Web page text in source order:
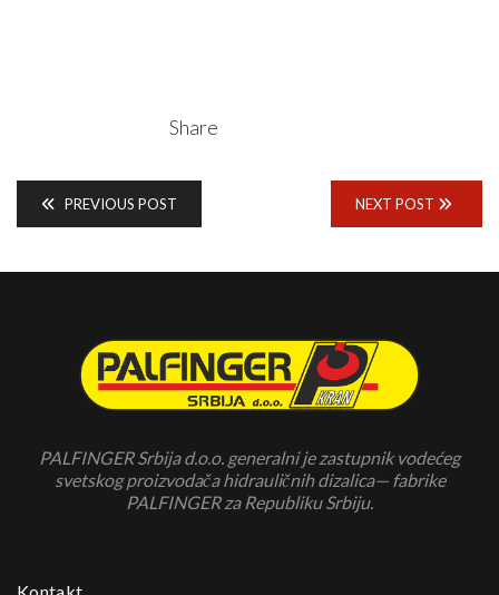
Share
PREVIOUS POST NEXT POST
PALFINGER Srbija d.o.o. generalni je zastupnik vodećeg
svetskog proizvodača hidrauličnih dizalica— fabrike
PALFINGER za Republiku Srbiju.
Kontakt